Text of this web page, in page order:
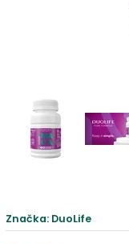
Značka: DuoLife